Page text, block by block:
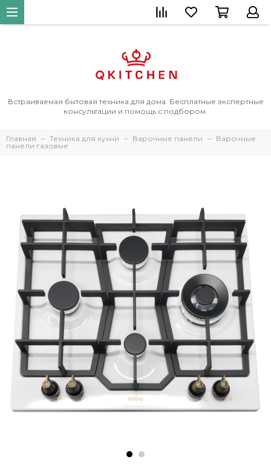
Встраиваемая бытовая техника для дома. Бесплатные экспертные
консультации и помощь с подбором.
Главная Техника для кухни Варочные панели
Варочные
панели газовые